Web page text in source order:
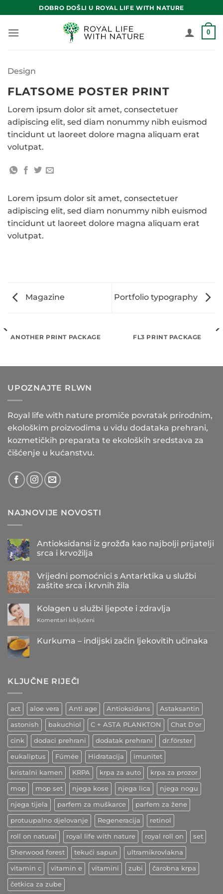
to
content
DOBRO DOŠLI U ROYAL LIFE WITH NATURE
0
Design
FLATSOME POSTER PRINT
Lorem ipsum dolor sit amet, consectetuer
adipiscing elit, sed diam nonummy nibh euismod
tincidunt ut laoreet dolore magna aliquam erat
volutpat.
Lorem ipsum dolor sit amet, consectetuer
adipiscing elit, sed diam nonummy nibh euismod
tincidunt ut laoreet dolore magna aliquam erat
volutpat.
Magazine Portfolio typography
ANOTHER PRINT PACKAGE FL3 PRINT PACKAGE
UPOZNAJTE RLWN
Royal life with nature promiče povratak prirodnim,
ekološkim proizvodima u vidu dodataka prehrani,
kozmetičkih preparata te ekoloških sredstava za
čišćenje u kućanstvu.
NAJNOVIJE NOVOSTI
Antioksidansi iz grožđa kao najbolji prijatelji
srca i krvožilja
na
Antioksidansi
iz
najbolji
prijatelji
srca
Vrijedni pomoćnici s Antarktika u službi
zaštite srca i krvnih žila
na
Vrijedni
pomoćnici
u
žila
Kolagen u službi ljepote i zdravlja
Komentari isključeni
u
službi
Kurkuma – indijski začin ljekovitih učinaka
indijski
učinaka
KLJUČNE RIJEČI
act aloe vera Anti age Antioksidans Astaksantin
astonish bakuchiol C + ASTA PLANKTON Chat D'or
cink dodaci prehrani dodatak prehrani dr.förster
eukaliptus Fúmée Hidratacija imunitet
kristalni kamen KRPA krpa za auto krpa za prozor
mop mop set njega kose njega lica njega nogu
njega tijela parfem za muškarce parfem za žene
protuupalno djelovanje Regeneracija retinol
roll on natural royal life with nature royal roll on set
Sherwood forest tekući sapun ultramikrovlakna
vitamin c vitamin e vitamini zubi čarobna krpa
četkica za zube